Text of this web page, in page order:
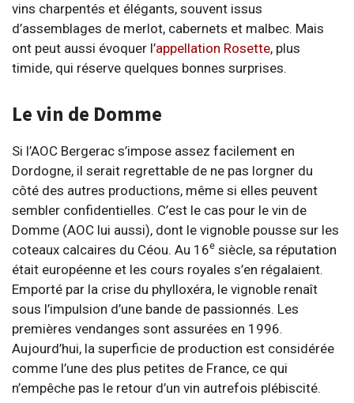
vins charpentés et élégants, souvent issus
d’assemblages de merlot, cabernets et malbec. Mais
ont peut aussi évoquer l’appellation Rosette, plus
timide, qui réserve quelques bonnes surprises.
Le vin de Domme
Si l’AOC Bergerac s’impose assez facilement en
Dordogne, il serait regrettable de ne pas lorgner du
côté des autres productions, même si elles peuvent
sembler confidentielles. C’est le cas pour le vin de
Domme (AOC lui aussi), dont le vignoble pousse sur les
coteaux calcaires du Céou. Au 16e siècle, sa réputation
était européenne et les cours royales s’en régalaient.
Emporté par la crise du phylloxéra, le vignoble renaît
sous l’impulsion d’une bande de passionnés. Les
premières vendanges sont assurées en 1996.
Aujourd’hui, la superficie de production est considérée
comme l’une des plus petites de France, ce qui
n’empêche pas le retour d’un vin autrefois plébiscité.